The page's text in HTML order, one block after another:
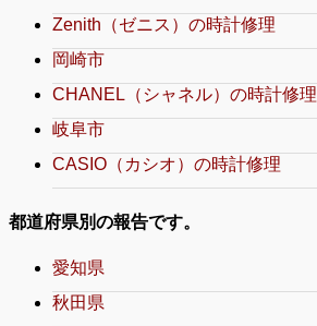
Zenith（ゼニス）の時計修理
岡崎市
CHANEL（シャネル）の時計修理
岐阜市
CASIO（カシオ）の時計修理
都道府県別の報告です。
愛知県
秋田県